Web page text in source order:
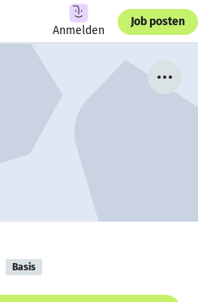
Anmelden
Job posten
Basis